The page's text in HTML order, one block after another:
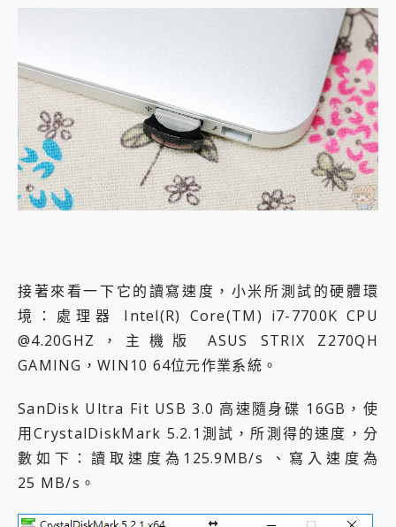
接著來看一下它的讀寫速度，小米所測試的硬體環
境：處理器 Intel(R) Core(TM) i7-7700K CPU
@4.20GHZ，主機版 ASUS STRIX Z270QH
GAMING，WIN10 64位元作業系統。
SanDisk Ultra Fit USB 3.0 高速隨身碟 16GB，使
用CrystalDiskMark 5.2.1測試，所測得的速度，分
數如下：讀取速度為125.9MB/s 、寫入速度為
25 MB/s。